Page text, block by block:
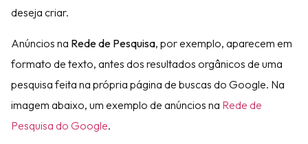
deseja criar.
Anúncios na Rede de Pesquisa, por exemplo, aparecem em
formato de texto, antes dos resultados orgânicos de uma
pesquisa feita na própria página de buscas do Google. Na
imagem abaixo, um exemplo de anúncios na Rede de
Pesquisa do Google.